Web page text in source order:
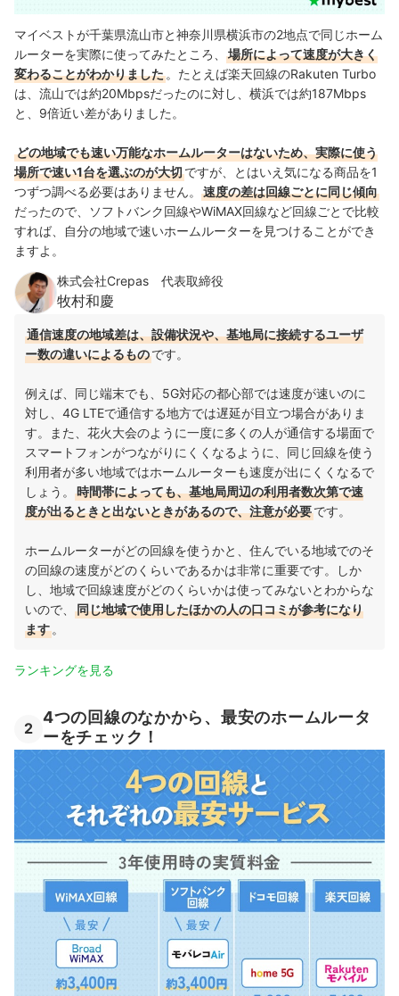
マイベストが千葉県流山市と神奈川県横浜市の2地点で同じホーム
ルーターを実際に使ってみたところ、
場所によって速度が大きく
変わることがわかりました 。たとえば楽天回線のRakuten Turbo
は、流山では約20Mbpsだったのに対し、横浜では約187Mbps
と、9倍近い差がありました。
どの地域でも速い万能なホームルーターはないため、実際に使う
場所で速い1台を選ぶのが大切ですが、とはいえ気になる商品を1
つずつ調べる必要はありません。
速度の差は回線ごとに同じ傾向
だったので、ソフトバンク回線やWiMAX回線など回線ごとで比較
すれば、自分の地域で速いホームルーターを見つけることができ
ますよ。
株式会社Crepas 代表取締役
牧村和慶
通信速度の地域差は、設備状況や、基地局に接続するユーザ
ー数の違いによるものです。
例えば、同じ端末でも、5G対応の都心部では速度が速いのに
対し、4G LTEで通信する地方では遅延が目立つ場合がありま
す。また、花火大会のように一度に多くの人が通信する場面で
スマートフォンがつながりにくくなるように、同じ回線を使う
利用者が多い地域ではホームルーターも速度が出にくくなるで
しょう。
時間帯によっても、基地局周辺の利用者数次第で速
度が出るときと出ないときがあるので、注意が必要です。
ホームルーターがどの回線を使うかと、住んでいる地域でのそ
の回線の速度がどのくらいであるかは非常に重要です。しか
し、地域で回線速度がどのくらいかは使ってみないとわからな
いので、
同じ地域で使用したほかの人の口コミが参考になり
ます 。
ランキングを見る
2
4つの回線のなかから、最安のホームルータ
ーをチェック！